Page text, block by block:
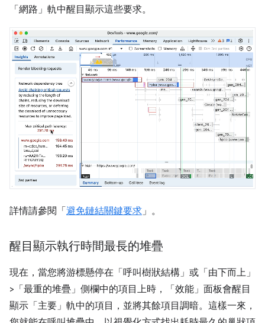
「網路」 軌中醒目顯示這些要求。
詳情請參閱「 避免鏈結關鍵要求」。
醒目顯示執行時間最長的堆疊
現在，當您將游標懸停在「呼叫樹狀結構」或「由下而上」
>「最重的堆疊」側欄中的項目上時，「效能」面板會醒目
顯示「主要」軌中的項目，並將其餘項目調暗。 這樣一來，